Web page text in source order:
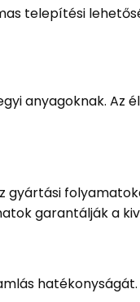
telepítési
anyagoknak. Az
garantálják a